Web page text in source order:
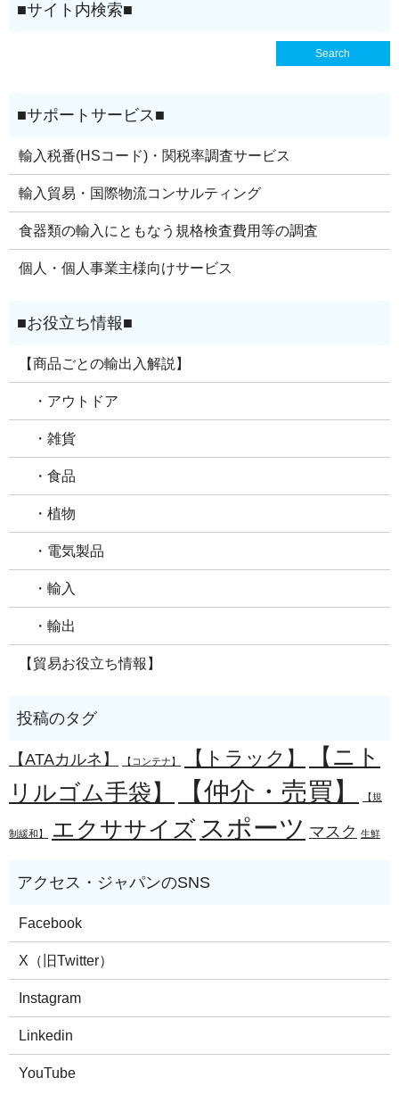
輸入税番(HSコード)・関税率調査サービス
輸入貿易・国際物流コンサルティング
食器類の輸入にともなう規格検査費用等の調査
個人・個人事業主様向けサービス
【商品ごとの輸出入解説】
・アウトドア
・雑貨
・食品
・植物
・電気製品
・輸入
・輸出
【貿易お役立ち情報】
【ATAカルネ】 【コンテナ】 【トラック】
【ニト
リルゴム手袋】
【仲介・売買】 【規
制緩和】 エクササイズ スポーツ マスク 生鮮
Facebook
X（旧Twitter）
Instagram
Linkedin
YouTube